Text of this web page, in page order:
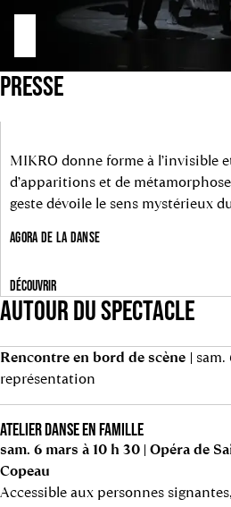
PRESSE
MIKRO donne forme à l’invisible
d’apparitions et de
geste dévoile le sens mystérieux
AGORA DE LA DANSE
DÉCOUVRIR
AUTOUR DU SPECTACLE
Rencontre en bord de scène |
représentation
ATELIER DANSE EN FAMILLE
sam. 6 mars à 10 h 30 | Opéra de
Copeau
Accessible aux personnes